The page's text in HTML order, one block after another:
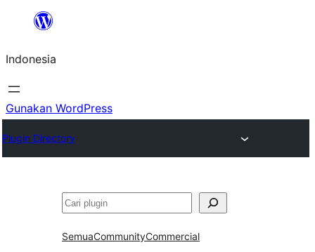
Lewati
konten
Indonesia
Gunakan WordPress
Plugin Directory
Cari
SemuaCommunityCommercial